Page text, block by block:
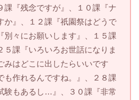
課『残念ですが』、１０課『ナ
か』、１２課『祇園祭はどうで
別々にお願いします』、１５課
５課『いろいろお世話になりま
みはどこに出したらいいです
も作れるんですね。』、２８課
験もあるし…』、３０課『非常